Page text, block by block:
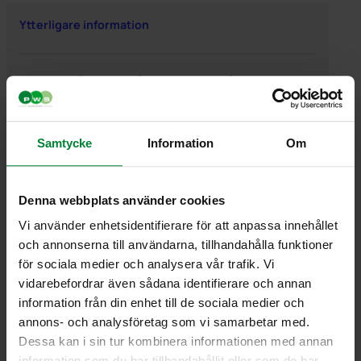
Samtycke Information Om
Denna webbplats använder cookies
Vi använder enhetsidentifierare för att anpassa innehållet
och annonserna till användarna, tillhandahålla funktioner
för sociala medier och analysera vår trafik. Vi
vidarebefordrar även sådana identifierare och annan
information från din enhet till de sociala medier och
annons- och analysföretag som vi samarbetar med.
Dessa kan i sin tur kombinera informationen med annan
Ytterligare information
Ytterligare information
PWS Nordic
PWS utvecklar
effektiva,
genomtänkta
produkter och
Media
Dokumentbibliotek
Bildbank
Filmer
Forum
Information
Kontakt
Om PWS
Policy/Riktlinjer
Personuppgifter
Cookiepolicy